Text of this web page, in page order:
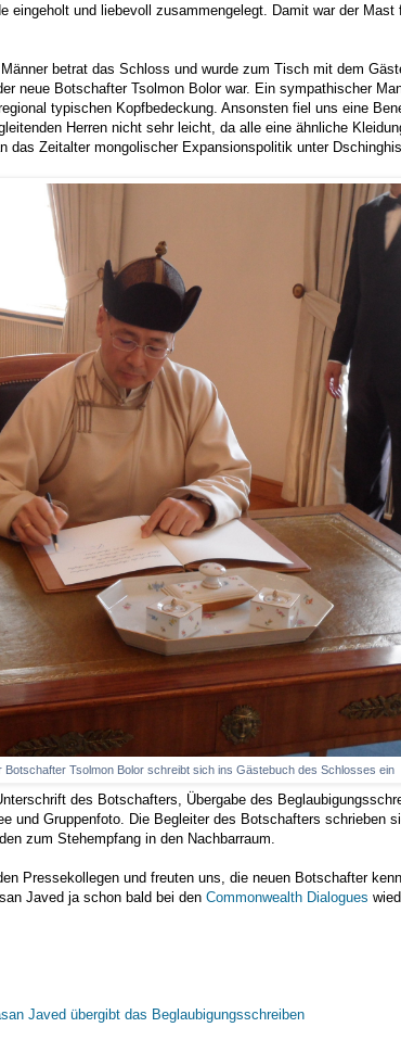
eingeholt und liebevoll zusammengelegt. Damit war der Mast
betrat das Schloss und wurde zum Tisch mit dem
neue Botschafter Tsolmon Bolor war. Ein sympathischer
typischen Kopfbedeckung. Ansonsten fiel uns eine
Herren nicht sehr leicht, da alle eine ähnliche
das Zeitalter mongolischer Expansionspolitik unter
Botschafter Tsolmon Bolor schreibt sich ins Gästebuch des Schlosses ein
des Botschafters, Übergabe des
und Gruppenfoto. Die Begleiter des Botschafters schrieben
zum Stehempfang in den Nachbarraum.
Pressekollegen und freuten uns, die neuen Botschafter
Javed ja schon bald bei den Commonwealth Dialogues
Javed übergibt das Beglaubigungsschreiben